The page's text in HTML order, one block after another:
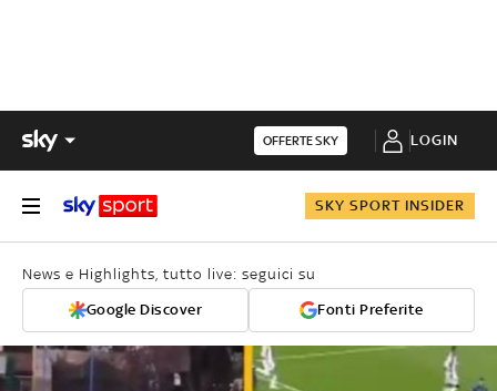
OFFERTE SKY LOGIN
SKY SPORT INSIDER
News e Highlights, tutto live: seguici su
Google Discover Fonti Preferite